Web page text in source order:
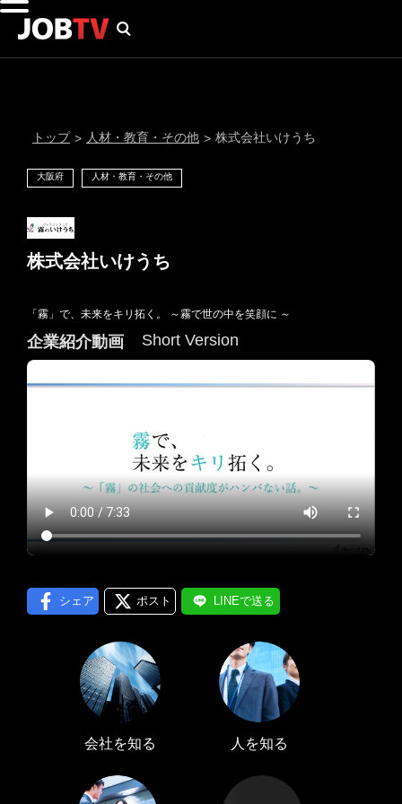
通知設定
LINE通知
トップ > 人材・教育・その他 > 株式会社いけうち
大阪府 人材・教育・その他
株式会社いけうち
「霧」で、未来をキリ拓く。 ～霧で世の中を笑顔に ～
企業紹介動画 Short Version
シェア ポスト LINEで送る
会社を知る 人を知る
にはプロフィール画像のアップロードが必要です
プロフィール編集する
ログインする